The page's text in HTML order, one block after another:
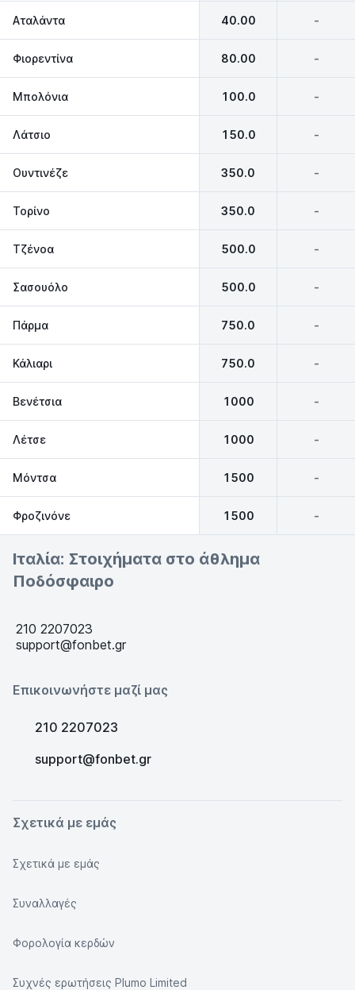
Αταλάντα 40.00 -
Φιορεντίνα 80.00 -
Μπολόνια 100.0 -
Λάτσιο 150.0 -
Ουντινέζε 350.0 -
Τορίνο 350.0 -
Τζένοα 500.0 -
Σασουόλο 500.0 -
Πάρμα 750.0 -
Κάλιαρι 750.0 -
Βενέτσια 1000 -
Λέτσε 1000 -
Μόντσα 1500 -
Φροζινόνε 1500 -
Ιταλία: Στοιχήματα στο άθλημα
Ποδόσφαιρο
210 2207023
support@fonbet.gr
Επικοινωνήστε μαζί μας
210 2207023
support@fonbet.gr
Σχετικά με εμάς
Σχετικά με εμάς
Συναλλαγές
Φορολογία κερδών
Συχνές ερωτήσεις Plumo Limited